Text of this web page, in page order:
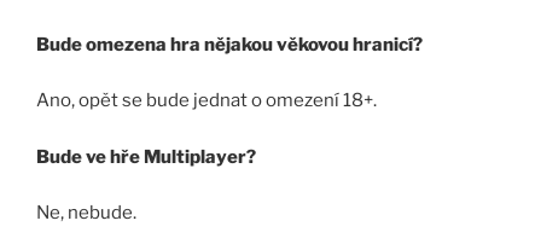
Bude omezena hra nějakou věkovou hranicí?
Ano, opět se bude jednat o omezení 18+.
Bude ve hře Multiplayer?
Ne, nebude.